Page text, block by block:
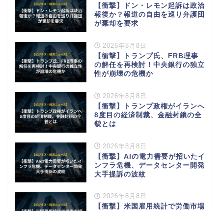
【衝撃】ドン・レモン起訴は政治
報復か？報道の自由を巡り弁護団
が棄却を要求
2026年8月8日
【衝撃】トランプ氏、FRB理事
の解任を再検討！中央銀行の独立
性が崩壊の危機か
2026年8月8日
【衝撃】トランプ政権がイランへ
8度目の経済制裁、金融封鎖の全
貌とは
2026年8月8日
【衝撃】AIの電力需要が招いたイ
ンフラ危機、データセンター開発
大手提訴の波紋
2026年8月8日
【衝撃】米国雇用統計で労働市場